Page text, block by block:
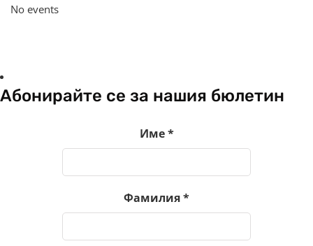
No events
Абонирайте се за нашия бюлетин
Име*
Фамилия*